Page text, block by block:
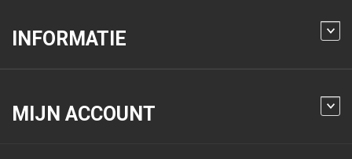
INFORMATIE
MIJN ACCOUNT